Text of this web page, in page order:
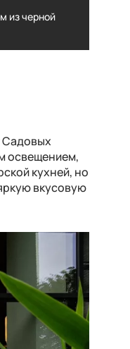
из черной
Садовых
освещением,
кухней, но
вкусовую